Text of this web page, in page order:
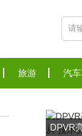
旅游 汽车